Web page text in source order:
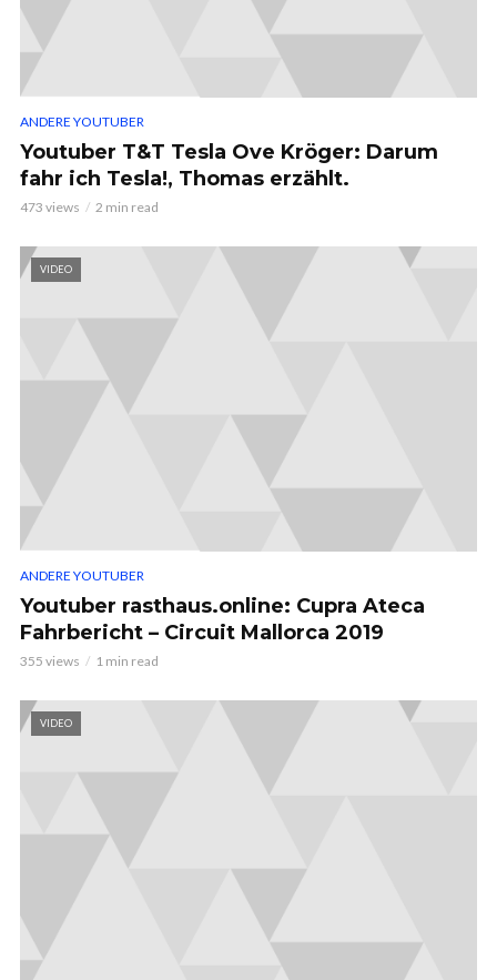
ANDERE YOUTUBER
Youtuber T&T Tesla Ove Kröger: Darum
fahr ich Tesla!, Thomas erzählt.
473 views 2 min read
VIDEO
ANDERE YOUTUBER
Youtuber rasthaus.online: Cupra Ateca
Fahrbericht – Circuit Mallorca 2019
355 views 1 min read
VIDEO